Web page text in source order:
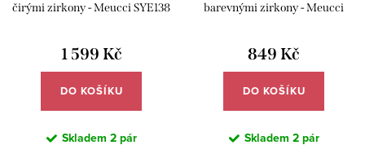
čirými zirkony - Meucci SYE138
1 599 Kč
DO KOŠÍKU
Skladem 2 pár
barevnými zirkony - Meucci
849 Kč
DO KOŠÍKU
Skladem 2 pár